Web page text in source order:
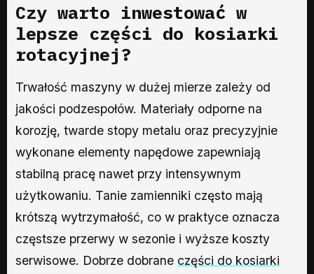
Czy warto inwestować w
lepsze części do kosiarki
rotacyjnej?
Trwałość maszyny w dużej mierze zależy od
jakości podzespołów. Materiały odporne na
korozję, twarde stopy metalu oraz precyzyjnie
wykonane elementy napędowe zapewniają
stabilną pracę nawet przy intensywnym
użytkowaniu. Tanie zamienniki często mają
krótszą wytrzymałość, co w praktyce oznacza
częstsze przerwy w sezonie i wyższe koszty
serwisowe. Dobrze dobrane części do kosiarki